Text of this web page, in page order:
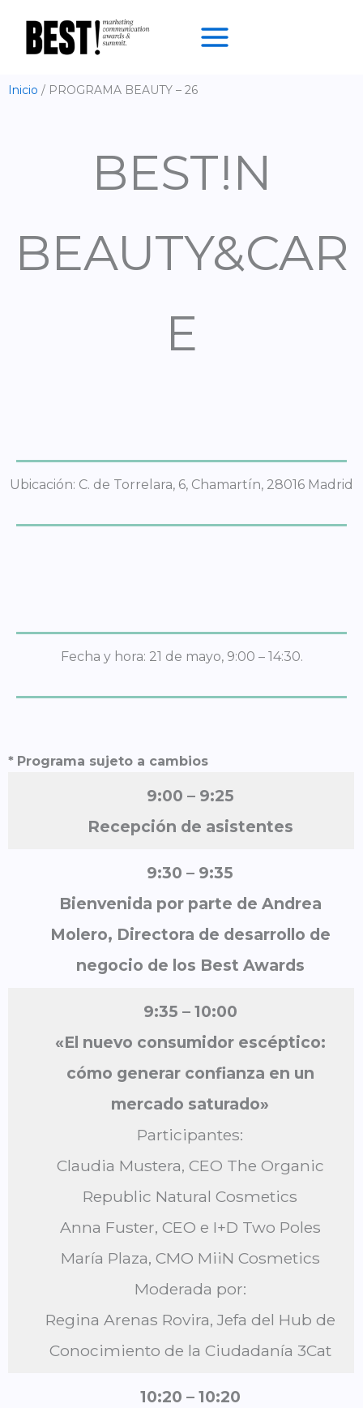
contenido
Inicio PROGRAMA BEAUTY – 26
BEST!N
BEAUTY&CAR
E
Ubicación: C. de Torrelara, 6, Chamartín, 28016 Madrid
Fecha y hora: 21 de mayo, 9:00 – 14:30.
* Programa sujeto a cambios
9:00 – 9:25
Recepción de asistentes
9:30 – 9:35
Bienvenida por parte de Andrea
Molero, Directora de desarrollo de
negocio de los Best Awards
9:35 – 10:00
«El nuevo consumidor escéptico:
cómo generar confianza en un
mercado saturado»
Participantes:
Claudia Mustera, CEO The Organic
Republic Natural Cosmetics
Anna Fuster, CEO e I+D Two Poles
María Plaza, CMO MiiN Cosmetics
Moderada por:
Regina Arenas Rovira, Jefa del Hub de
Conocimiento de la Ciudadanía 3Cat
10:20 – 10:20